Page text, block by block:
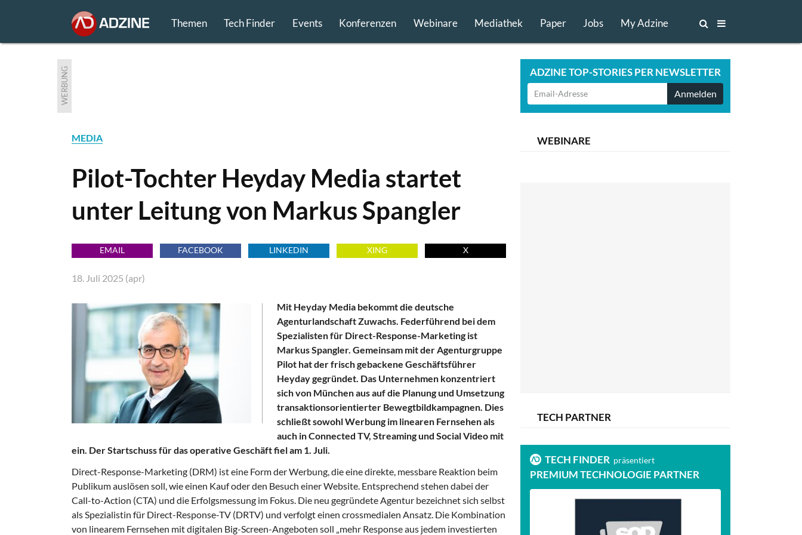
Themen Tech Finder Events Konferenzen Webinare Mediathek Paper Jobs My Adzine
WERBUNG ADZINE TOP-STORIES PER NEWSLETTER
Anmelden
MEDIA
Pilot-Tochter Heyday Media startet
unter Leitung von Markus Spangler
EMAIL FACEBOOK LINKEDIN XING X
18. Juli 2025 (apr)
Mit Heyday Media bekommt die deutsche
Agenturlandschaft Zuwachs. Federführend bei dem
Spezialisten für Direct-Response-Marketing ist
Markus Spangler. Gemeinsam mit der Agenturgruppe
Pilot hat der frisch gebackene Geschäftsführer
Heyday gegründet. Das Unternehmen konzentriert
sich von München aus auf die Planung und Umsetzung
transaktionsorientierter Bewegtbildkampagnen. Dies
schließt sowohl Werbung im linearen Fernsehen als
auch in Connected TV, Streaming und Social Video mit
ein. Der Startschuss für das operative Geschäft fiel am 1. Juli.
Direct-Response-Marketing (DRM) ist eine Form der Werbung, die eine direkte, messbare Reaktion beim
Publikum auslösen soll, wie einen Kauf oder den Besuch einer Website. Entsprechend stehen dabei der
Call-to-Action (CTA) und die Erfolgsmessung im Fokus. Die neu gegründete Agentur bezeichnet sich selbst
als Spezialistin für Direct-Response-TV (DRTV) und verfolgt einen crossmedialen Ansatz. Die Kombination
von linearem Fernsehen mit digitalen Big-Screen-Angeboten soll „mehr Response aus jedem investierten
WEBINARE
TECH PARTNER
TECH FINDER präsentiert
PREMIUM TECHNOLOGIE PARTNER